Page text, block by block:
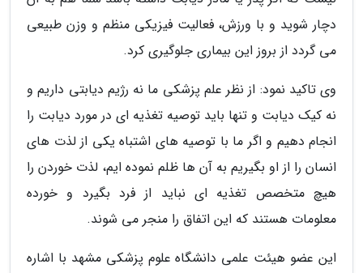
دچار شوید و با ورزش، فعالیت فیزیکی منظم و وزن طبیعی
می گردد از بروز این بیماری جلوگیری کرد.
وی تاکید نمود: از نظر علم پزشکی ما نه رژیم دیابتی داریم و
نه کیک دیابت و تنها باید توصیه تغذیه ای در مورد دیابت را
انجام دهیم و اگر ما با توصیه های اشتباه یکی از لذت های
انسان را از او بگیریم به آن ها ظلم نموده ایم، لذت خوردن را
هیچ متخصص تغذیه ای نباید از فرد بگیرد و خورده
معلومات هستند که این اتفاق را منجر می شوند.
این عضو هیئت علمی دانشگاه علوم پزشکی مشهد با اشاره